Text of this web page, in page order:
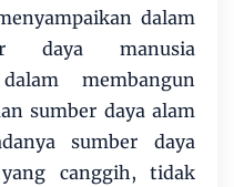
dalam
daya manusia
membangun
sumber daya alam
sumber daya
canggih, tidak